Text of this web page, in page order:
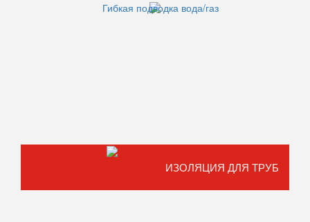
ИЗОЛЯЦИЯ ДЛЯ ТРУБ